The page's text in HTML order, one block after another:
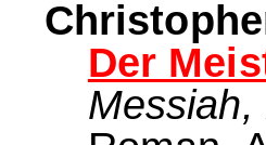
Der
Messiah,